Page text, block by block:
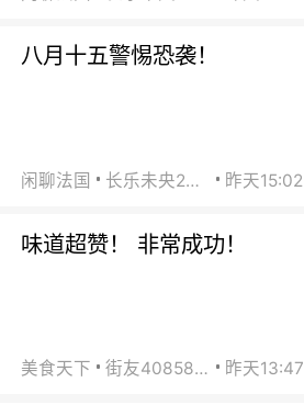
八月十五警惕恐袭！
闲聊法国 长乐未央2015 昨天15:02
味道超赞！ 非常成功！
美食天下 街友40858442 昨天13:47